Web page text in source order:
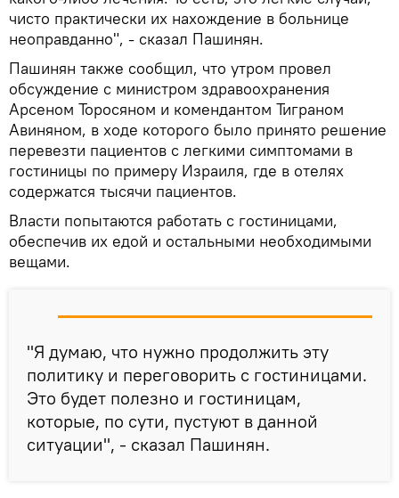
чисто практически их нахождение в больнице
неоправданно", - сказал Пашинян.
Пашинян также сообщил, что утром провел
обсуждение с министром здравоохранения
Арсеном Торосяном и комендантом Тиграном
Авиняном, в ходе которого было принято решение
перевезти пациентов с легкими симптомами в
гостиницы по примеру Израиля, где в отелях
содержатся тысячи пациентов.
Власти попытаются работать с гостиницами,
обеспечив их едой и остальными необходимыми
вещами.
"Я думаю, что нужно продолжить эту
политику и переговорить с гостиницами.
Это будет полезно и гостиницам,
которые, по сути, пустуют в данной
ситуации", - сказал Пашинян.